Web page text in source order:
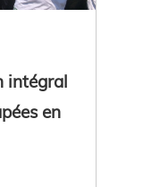
intégral
en